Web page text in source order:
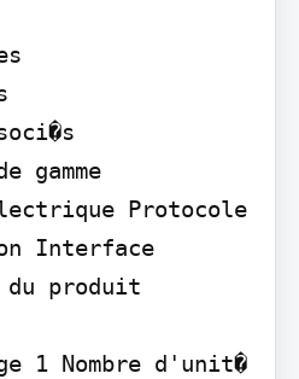
gamme
Protocole
Interface
du produit
1 Nombre d'unit�